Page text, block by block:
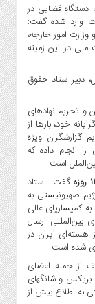
دستگاه قضایی در
وارد شده گفت:
امور خارجه،
در این زمینه
دبیر ستاد حقوق
و تحریم نهادهای
خود، بارها از
گزارشگران ویژه
انجام داده که
است.
گفت: ستاد
صهیونیستی به
کمیساریای عالی
ارسال
هسته‌ای ایران در
شده است.
از جمله اعضای
بریکس و شانگهای
صهیونیستی به اطلاع بیش از